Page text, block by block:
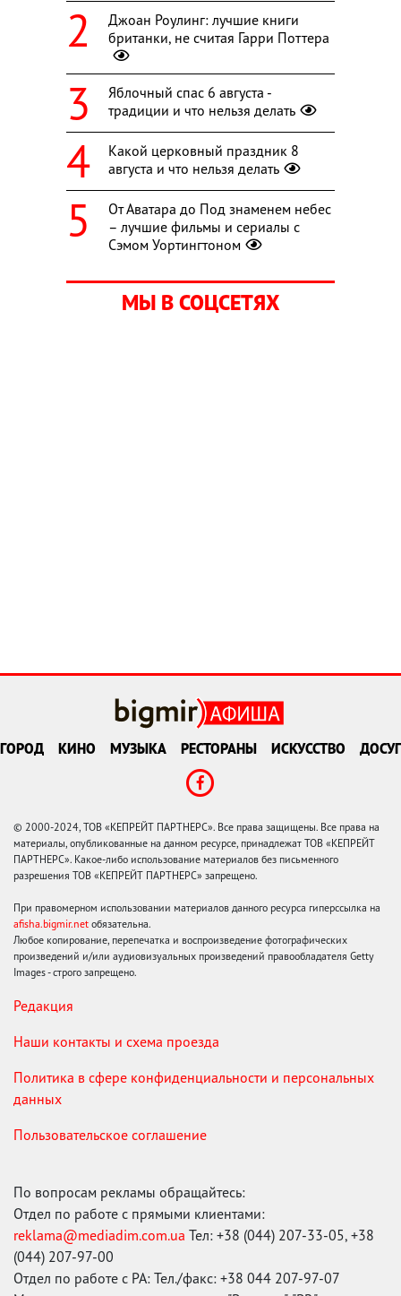
Джоан Роулинг: лучшие книги
британки, не считая Гарри Поттера
Яблочный спас 6 августа -
традиции и что нельзя делать
Какой церковный праздник 8
августа и что нельзя делать
От Аватара до Под знаменем небес
– лучшие фильмы и сериалы с
Сэмом Уортингтоном
МЫ В СОЦСЕТЯХ
ГОРОД КИНО МУЗЫКА РЕСТОРАНЫ ИСКУССТВО ДОСУГ
© 2000-2024, ТОВ «КЕПРЕЙТ ПАРТНЕРС». Все права защищены. Все права на
материалы, опубликованные на данном ресурсе, принадлежат ТОВ «КЕПРЕЙТ
ПАРТНЕРС». Какое-либо использование материалов без письменного
разрешения ТОВ «КЕПРЕЙТ ПАРТНЕРС» запрещено.
При правомерном использовании материалов данного ресурса гиперссылка на
afisha.bigmir.net обязательна.
Любое копирование, перепечатка и воспроизведение фотографических
произведений и/или аудиовизуальных произведений правообладателя Getty
Images - строго запрещено.
Редакция
Наши контакты и схема проезда
Политика в сфере конфиденциальности и персональных
данных
Пользовательское соглашение
По вопросам рекламы обращайтесь:
Отдел по работе с прямыми клиентами:
reklama@mediadim.com.ua Тел: +38 (044) 207-33-05, +38
(044) 207-97-00
Отдел по работе с РА: Тел./факс: +38 044 207-97-07